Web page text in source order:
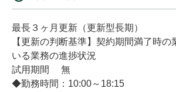
最長３ヶ月更新（更新型長期）
【更新の判断基準】契約期間満了時の
いる業務の進捗状況
試用期間 無
◆勤務時間：10:00～18:15